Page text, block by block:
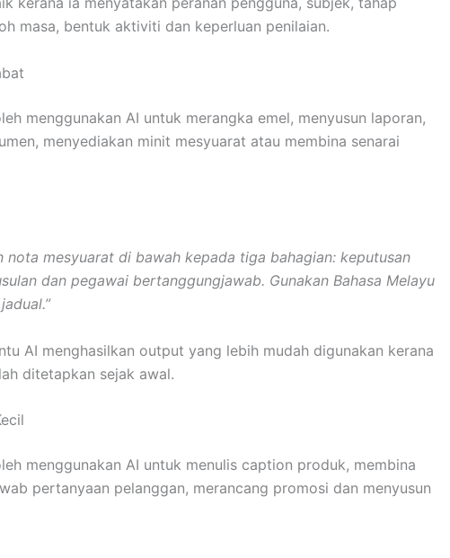
masa, bentuk aktiviti dan keperluan penilaian.
menggunakan AI untuk merangka emel, menyusun laporan,
menyediakan minit mesyuarat atau membina senarai
nota mesyuarat di bawah kepada tiga bahagian: keputusan
dan pegawai bertanggungjawab. Gunakan Bahasa Melayu
AI menghasilkan output yang lebih mudah digunakan kerana
ditetapkan sejak awal.
menggunakan AI untuk menulis caption produk, membina
pertanyaan pelanggan, merancang promosi dan menyusun